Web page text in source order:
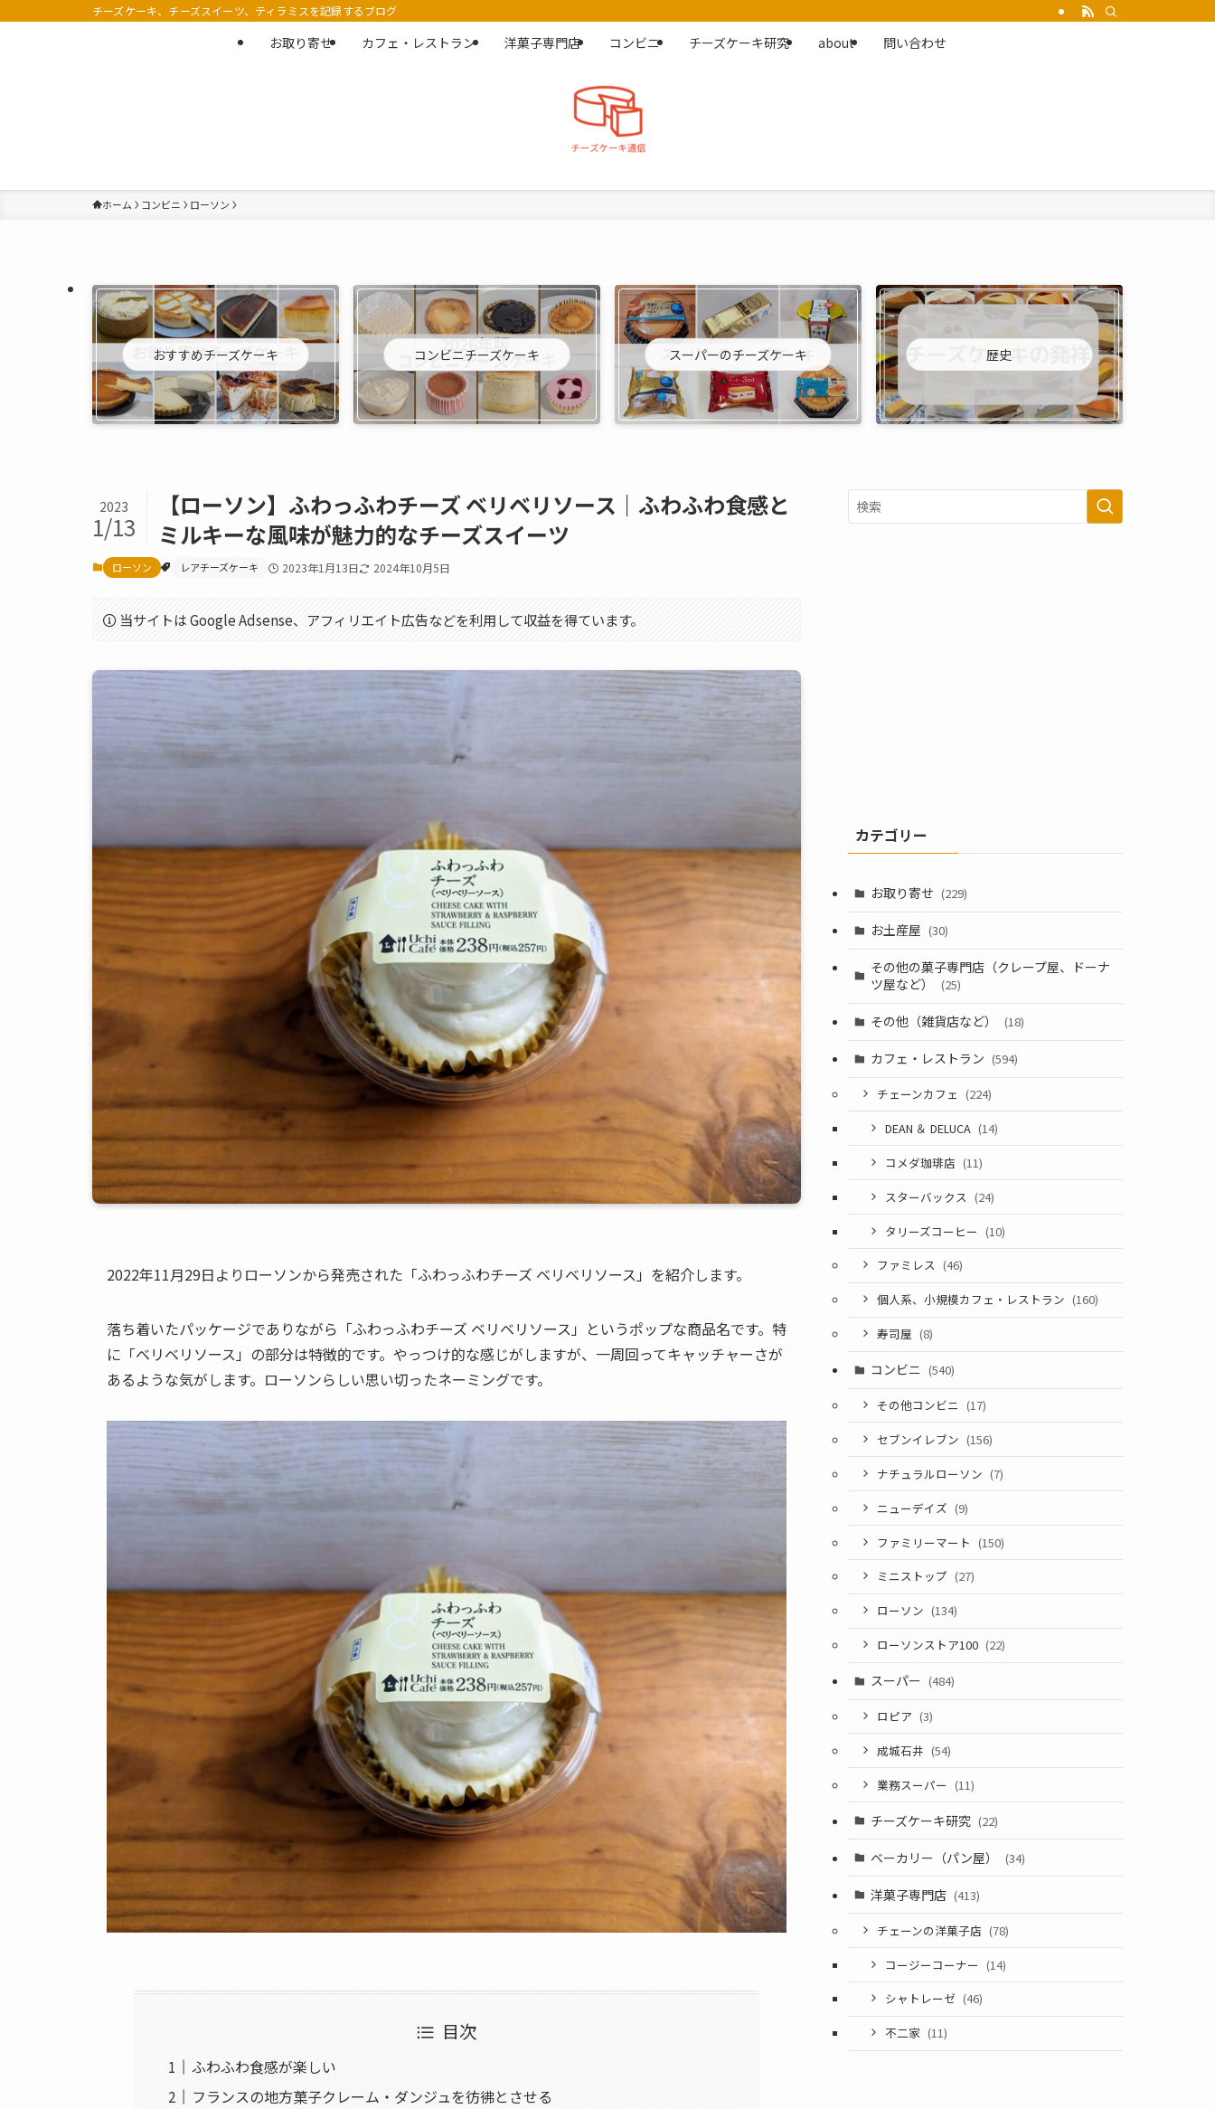
チーズケーキ、チーズスイーツ、ティラミスを記録するブログ
お取り寄せ カフェ・レストラン 洋菓子専門店 コンビニ チーズケーキ研究 about 問い合わせ
ホーム コンビニ ローソン
おすすめチーズケーキ コンビニチーズケーキ スーパーのチーズケーキ 歴史
【ローソン】ふわっふわチーズ ベリベリソース｜ふわふわ食感と
ミルキーな風味が魅力的なチーズスイーツ
2023
1/13
ローソン レアチーズケーキ 2023年1月13日 2024年10月5日
当サイトは Google Adsense、アフィリエイト広告などを利用して収益を得ています。
2022年11月29日よりローソンから発売された「ふわっふわチーズ ベリベリソース」を紹介します。
落ち着いたパッケージでありながら「ふわっふわチーズ ベリベリソース」というポップな商品名です。特
に「ベリベリソース」の部分は特徴的です。やっつけ的な感じがしますが、一周回ってキャッチャーさが
あるような気がします。ローソンらしい思い切ったネーミングです。
目次
ふわふわ食感が楽しい
フランスの地方菓子クレーム・ダンジュを彷彿とさせる
カテゴリー
お取り寄せ (229)
お土産屋 (30)
その他の菓子専門店（クレープ屋、ドーナ
ツ屋など）
(25)
その他（雑貨店など） (18)
カフェ・レストラン (594)
チェーンカフェ (224)
DEAN ＆ DELUCA (14)
コメダ珈琲店 (11)
スターバックス (24)
タリーズコーヒー (10)
ファミレス (46)
個人系、小規模カフェ・レストラン (160)
寿司屋 (8)
コンビニ (540)
その他コンビニ (17)
セブンイレブン (156)
ナチュラルローソン (7)
ニューデイズ (9)
ファミリーマート (150)
ミニストップ (27)
ローソン (134)
ローソンストア100 (22)
スーパー (484)
ロピア (3)
成城石井 (54)
業務スーパー (11)
チーズケーキ研究 (22)
ベーカリー（パン屋） (34)
洋菓子専門店 (413)
チェーンの洋菓子店 (78)
コージーコーナー (14)
シャトレーゼ (46)
不二家 (11)